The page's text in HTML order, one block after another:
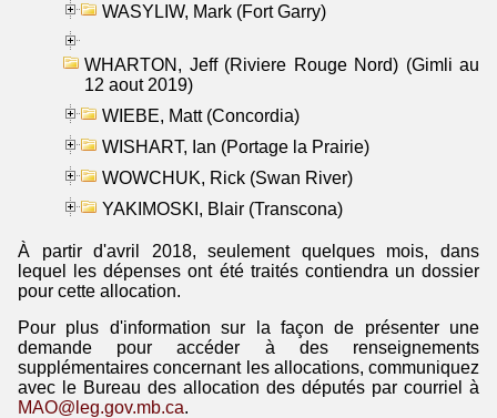
WASYLIW, Mark (Fort Garry)
WHARTON, Jeff (Riviere Rouge Nord) (Gimli au
12 aout 2019)
WIEBE, Matt (Concordia)
WISHART, Ian (Portage la Prairie)
WOWCHUK, Rick (Swan River)
YAKIMOSKI, Blair (Transcona)
À partir d'avril 2018, seulement quelques mois, dans
lequel les dépenses ont été traités contiendra un dossier
pour cette allocation.
Pour plus d'information sur la façon de présenter une
demande pour accéder à des renseignements
supplémentaires concernant les allocations, communiquez
avec le Bureau des allocation des députés par courriel à
MAO@leg.gov.mb.ca.